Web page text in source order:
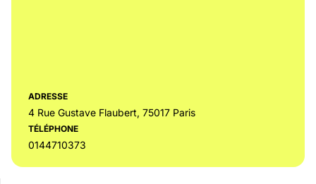
ADRESSE
4 Rue Gustave Flaubert, 75017 Paris
TÉLÉPHONE
0144710373